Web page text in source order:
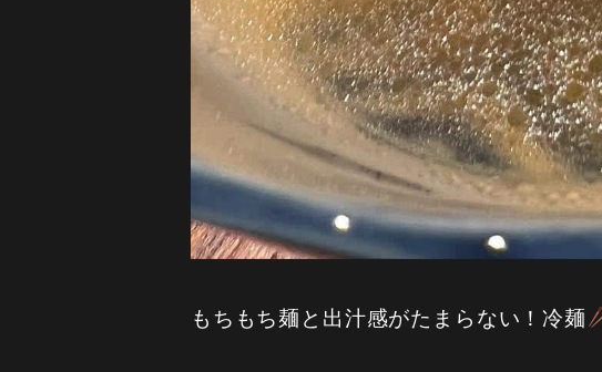
もちもち麺と出汁感がたまらない！冷麺